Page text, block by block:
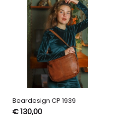
Beardesign CP 1939
€ 130,00